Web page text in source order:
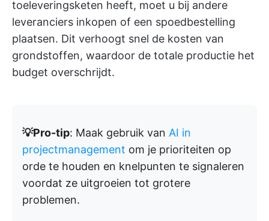
toeleveringsketen heeft, moet u bij andere
leveranciers inkopen of een spoedbestelling
plaatsen. Dit verhoogt snel de kosten van
grondstoffen, waardoor de totale productie het
budget overschrijdt.
💡Pro-tip: Maak gebruik van AI in
projectmanagement om je prioriteiten op
orde te houden en knelpunten te signaleren
voordat ze uitgroeien tot grotere
problemen.